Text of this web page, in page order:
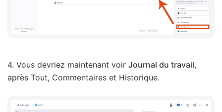
4. Vous devriez maintenant voir Journal du travail,
après Tout, Commentaires et Historique.